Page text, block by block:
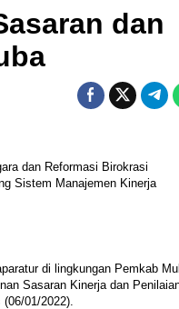
dan
dan Reformasi Birokrasi
Sistem Manajemen Kinerja
di lingkungan Pemkab
Sasaran Kinerja dan
01/2022).